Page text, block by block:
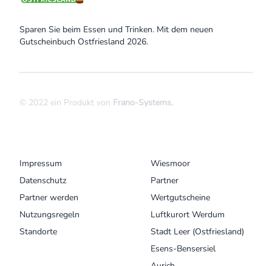
Sparen Sie beim Essen und Trinken. Mit dem neuen
Gutscheinbuch Ostfriesland 2026.
© 2022 ein Produkt von Frano-Systems.
Impressum
Datenschutz
Partner werden
Nutzungsregeln
Standorte
Wiesmoor
Partner
Wertgutscheine
Luftkurort Werdum
Stadt Leer (Ostfriesland)
Esens-Bensersiel